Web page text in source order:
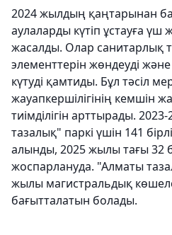
2024 жылдың қаңтарынан
аулаларды күтіп ұстауға
жасалды. Олар санитарлық
элементтерін жөндеуді
күтуді қамтиды. Бұл тәсіл
жауапкершілігінің кемшін
тиімділігін арттырады.
тазалық" паркі үшін 141
алынды, 2025 жылы тағы 32
жоспарлануда. "Алматы
жылы магистральдық
бағытталатын болады.